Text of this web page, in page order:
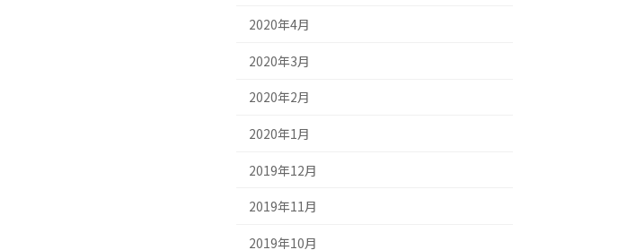
2020年4月
2020年3月
2020年2月
2020年1月
2019年12月
2019年11月
2019年10月